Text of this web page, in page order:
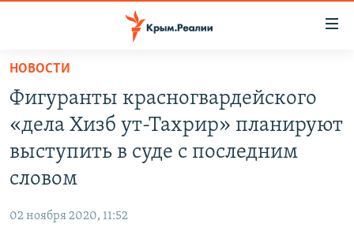
Вернуться
основному
содержанию
главной
Вернутся
СПЕЦПРОЕКТЫ
ИНТЕРАКТИВ
РАДІО СВОБОДА
НОВОСТИ
Фигуранты красногвардейского
«дела Хизб ут-Тахрир» планируют
выступить в суде с последним
словом
02 ноября 2020, 11:52